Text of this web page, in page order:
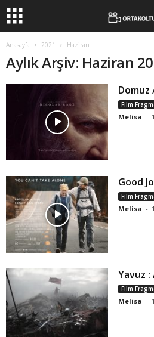
Anasayfa 2021 Haziran
Aylık Arşiv: Haziran
Domuz
Film
Melisa -
Good
Film
Melisa -
Yavuz :
Film
Melisa -